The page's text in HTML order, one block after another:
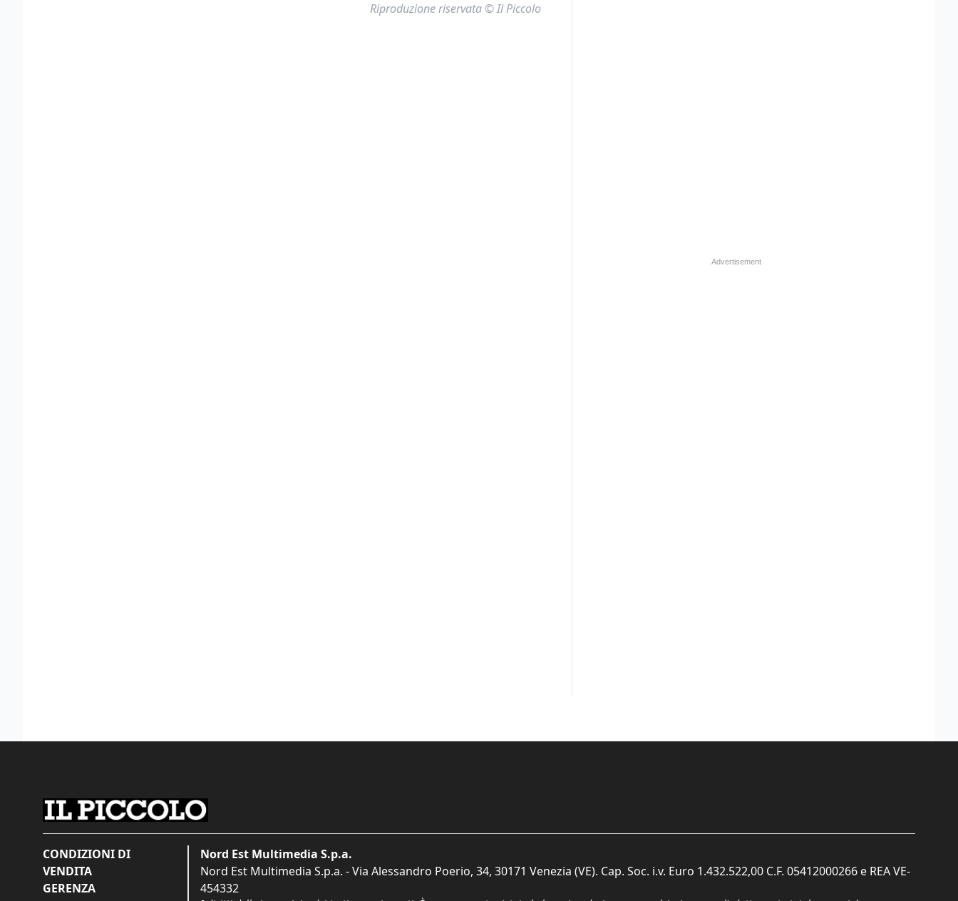
Riproduzione riservata © Il Piccolo
CONDIZIONI DI
VENDITA
GERENZA
Nord Est Multimedia S.p.a.
Nord Est Multimedia S.p.a. - Via Alessandro Poerio, 34, 30171 Venezia (VE). Cap. Soc. i.v. Euro 1.432.522,00 C.F. 05412000266 e REA VE-
454332